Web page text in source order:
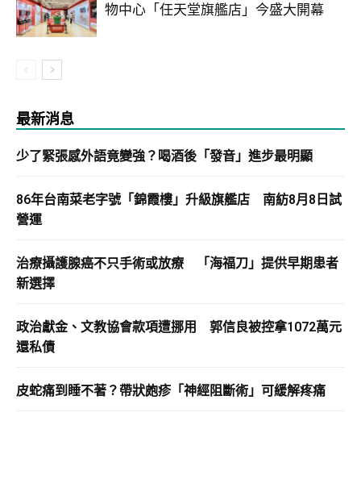
物中心「任天堂旗艦店」今盛大開幕
最新消息
少了緊張感外語竟變強？喝酒後「發音」進步最明顯
86年台南菜老字號「錦霞樓」升級旗艦店 南紡8月8日試
營運
治療攝護腺癌不只手術或放療 「海福刀」提供早期患者
新選擇
政治獻金、文教協會款項遭挪用 郭信良被控拿1072萬元
還私債
皮蛇痛到睡不著？帶狀皰疹「神經阻斷術」可緩解疼痛